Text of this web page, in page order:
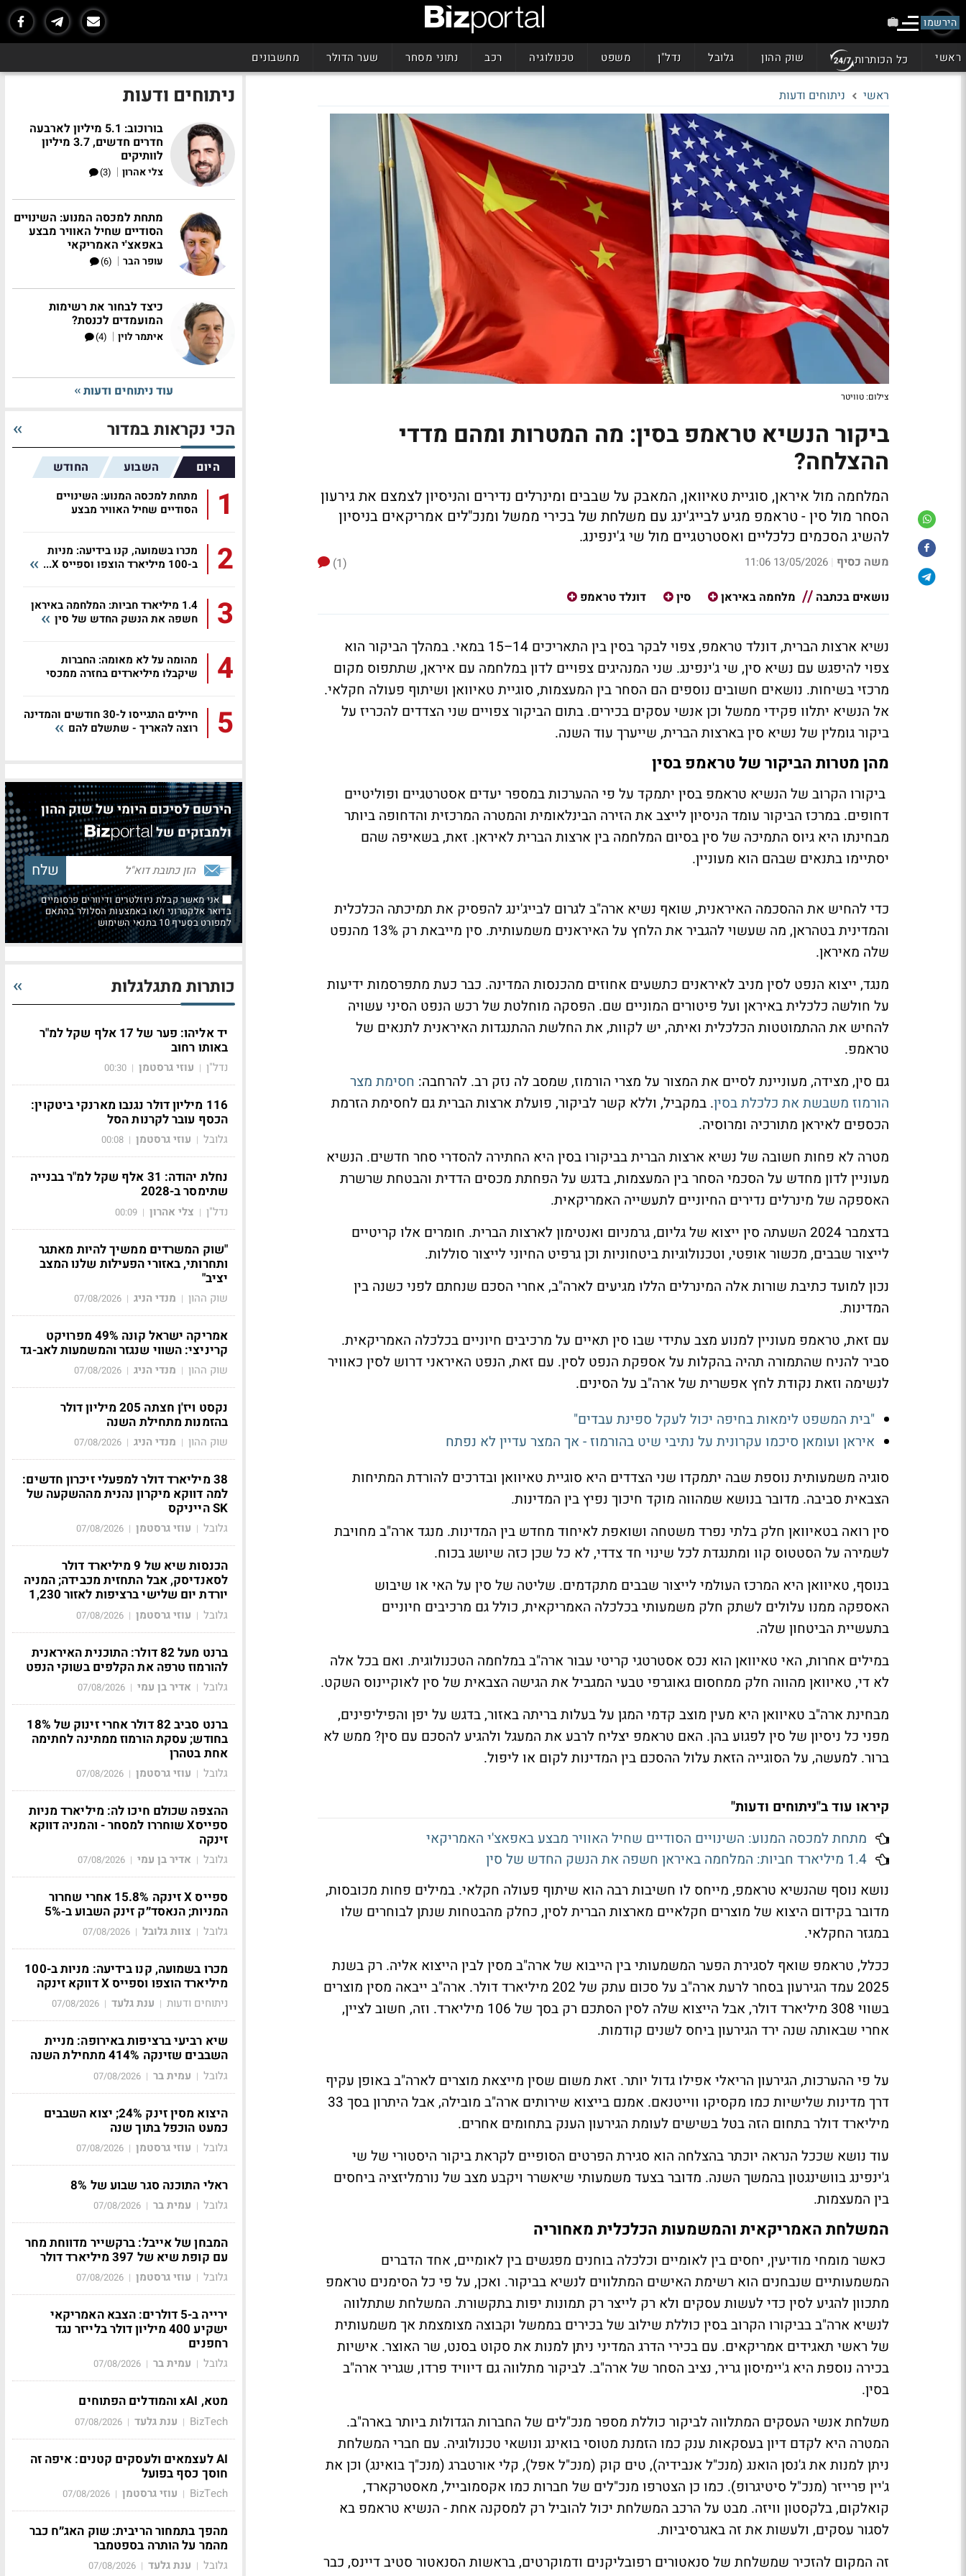
הירשמו
ראשי כל הכותרות שוק ההון גלובל נדל"ן משפט טכנולוגיה רכב נתוני מסחר שער הדולר מחשבונים
ראשי ניתוחים ודעות
צילום: טוויטר
ביקור הנשיא טראמפ בסין: מה המטרות ומהם מדדי
ההצלחה?
המלחמה מול איראן, סוגיית טאיוואן, המאבק על שבבים ומינרלים נדירים והניסיון לצמצם את גירעון
הסחר מול סין - טראמפ מגיע לבייג'ינג עם משלחת של בכירי ממשל ומנכ"לים אמריקאים בניסיון
להשיג הסכמים כלכליים ואסטרטגיים מול שי ג'ינפינג.
משה כסיף |
13/05/2026 11:06
(1)
נושאים בכתבה
מלחמה באיראן סין דונלד טראמפ
נשיא ארצות הברית, דונלד טראמפ, צפוי לבקר בסין בין התאריכים 14–15 במאי. במהלך הביקור הוא
צפוי להיפגש עם נשיא סין, שי ג'ינפינג. שני המנהיגים צפויים לדון במלחמה עם איראן, שתתפוס מקום
מרכזי בשיחות. נושאים חשובים נוספים הם הסחר בין המעצמות, סוגיית טאיוואן ושיתוף פעולה חקלאי.
אל הנשיא יתלוו פקידי ממשל וכן אנשי עסקים בכירים. בתום הביקור צפויים שני הצדדים להכריז על
ביקור גומלין של נשיא סין בארצות הברית, שייערך עוד השנה.
מהן מטרות הביקור של טראמפ בסין
ביקורו הקרוב של הנשיא טראמפ בסין יתמקד על פי ההערכות במספר יעדים אסטרטגיים ופוליטיים
דחופים. במרכז הביקור עומד הניסיון לייצב את הזירה הבינלאומית והמטרה המרכזית והדחופה ביותר
מבחינתו היא גיוס התמיכה של סין בסיום המלחמה בין ארצות הברית לאיראן. זאת, בשאיפה שהם
יסתיימו בתנאים שבהם הוא מעוניין.
כדי להחיש את ההסכמה האיראנית, שואף נשיא ארה"ב לגרום לבייג'ינג להפסיק את תמיכתה הכלכלית
והמדינית בטהראן, מה שעשוי להגביר את הלחץ על האיראנים משמעותית. סין מייבאת רק 13% מהנפט
שלה מאיראן.
מנגד, ייצוא הנפט לסין מניב לאיראנים כתשעים אחוזים מהכנסות המדינה. כבר כעת מתפרסמות ידיעות
על חולשה כלכלית באיראן ועל פיטורים המוניים שם. הפסקה מוחלטת של רכש הנפט הסיני עשויה
להחיש את ההתמוטטות הכלכלית ואיתה, יש לקוות, את החלשת ההתנגדות האיראנית לתנאים של
טראמפ.
גם סין, מצידה, מעוניינת לסיים את המצור על מצרי הורמוז, שמסב לה נזק רב. להרחבה: חסימת מצר
הורמוז משבשת את כלכלת בסין. במקביל, וללא קשר לביקור, פועלת ארצות הברית גם לחסימת הזרמת
הכספים לאיראן מתורכיה ומרוסיה.
מטרה לא פחות חשובה של נשיא ארצות הברית בביקורו בסין היא החתירה להסדרי סחר חדשים. הנשיא
מעוניין לדון מחדש על הסכמי הסחר בין המעצמות, בדגש על הפחתת מכסים הדדית והבטחת שרשרת
האספקה של מינרלים נדירים החיוניים לתעשייה האמריקאית.
בדצמבר 2024 השעתה סין ייצוא של גליום, גרמניום ואנטימון לארצות הברית. חומרים אלו קריטיים
לייצור שבבים, מכשור אופטי, וטכנולוגיות ביטחוניות וכן גרפיט החיוני לייצור סוללות.
נכון למועד כתיבת שורות אלה המינרלים הללו מגיעים לארה"ב, אחרי הסכם שנחתם לפני כשנה בין
המדינות.
עם זאת, טראמפ מעוניין למנוע מצב עתידי שבו סין תאיים על מרכיבים חיוניים בכלכלה האמריקאית.
סביר להניח שהתמורה תהיה בהקלות על אספקת הנפט לסין. עם זאת, הנפט האיראני דרוש לסין כאוויר
לנשימה וזאת נקודת לחץ אפשרית של ארה"ב על הסינים.
"בית המשפט לימאות בחיפה יכול לעקל ספינת עבדים"
איראן ועומאן סיכמו עקרונית על נתיבי שיט בהורמוז - אך המצר עדיין לא נפתח
סוגיה משמעותית נוספת שבה יתמקדו שני הצדדים היא סוגיית טאיוואן ובדרכים להורדת המתיחות
הצבאית סביבה. מדובר בנושא שמהווה מוקד חיכוך נפיץ בין המדינות.
סין רואה בטאיוואן חלק בלתי נפרד משטחה ושואפת לאיחוד מחדש בין המדינות. מנגד ארה"ב מחויבת
לשמירה על הסטטוס קוו ומתנגדת לכל שינוי חד צדדי, לא כל שכן כזה שיושג בכוח.
בנוסף, טאיוואן היא המרכז העולמי לייצור שבבים מתקדמים. שליטה של סין על האי או שיבוש
האספקה ממנו עלולים לשתק חלק משמעותי בכלכלה האמריקאית, כולל גם מרכיבים חיוניים
בתעשיית הביטחון שלה.
במילים אחרות, האי טאיוואן הוא נכס אסטרטגי קריטי עבור ארה"ב במלחמה הטכנולוגית. ואם בכל אלה
לא די, טאיוואן מהווה חלק ממחסום גאוגרפי טבעי המגביל את הגישה הצבאית של סין לאוקיינוס השקט.
מבחינת ארה"ב טאיוואן היא מעין מוצב קדמי המגן על בעלות בריתה באזור, בדגש על יפן והפיליפינים,
מפני כל ניסיון של סין לפגוע בהן. האם טראמפ יצליח לרבע את המעגל ולהגיע להסכם עם סין? ממש לא
ברור. למעשה, על הסוגייה הזאת עלול ההסכם בין המדינות לקום או ליפול.
קיראו עוד ב"ניתוחים ודעות"
מתחת למכסה המנוע: השינויים הסודיים שחיל האוויר מבצע באפאצ'י האמריקאי
1.4 מיליארד חביות: המלחמה באיראן חשפה את הנשק החדש של סין
נושא נוסף שהנשיא טראמפ, מייחס לו חשיבות רבה הוא שיתוף פעולה חקלאי. במילים פחות מכובסות,
מדובר בקידום היצוא של מוצרים חקלאיים מארצות הברית לסין, כחלק מהבטחות שנתן לבוחרים שלו
במגזר החקלאי.
ככלל, טראמפ שואף לסגירת הפער המשמעותי בין הייבוא של ארה"ב מסין לבין הייצוא אליה. רק בשנת
2025 עמד הגירעון בסחר לרעת ארה"ב על סכום עתק של 202 מיליארד דולר. ארה"ב ייבאה מסין מוצרים
בשווי 308 מיליארד דולר, אבל הייצוא שלה לסין הסתכם רק בסך של 106 מיליארד. וזה, חשוב לציין,
אחרי שבאותה שנה ירד הגירעון ביחס לשנים קודמות.
על פי ההערכות, הגירעון הריאלי אפילו גדול יותר. זאת משום שסין מייצאת מוצרים לארה"ב באופן עקיף
דרך מדינות שלישיות כמו מקסיקו ווייטנאם. אמנם בייצוא שירותים ארה"ב מובילה, אבל היתרון בסך 33
מיליארד דולר בתחום הזה בטל בשישים לעומת הגירעון הענק בתחומים אחרים.
עוד נושא שככל הנראה יוכתר בהצלחה הוא סגירת הפרטים הסופיים לקראת ביקור היסטורי של שי
ג'ינפינג בוושינגטון בהמשך השנה. מדובר בצעד משמעותי שיאשרר ויקבע מצב של נורמליזציה ביחסים
בין המעצמות.
המשלחת האמריקאית והמשמעות הכלכלית מאחוריה
כאשר מומחי מודיעין, יחסים בין לאומיים וכלכלה בוחנים מפגשים בין לאומיים, אחד הדברים
המשמעותיים שנבחנים הוא רשימת האישים המתלווים לנשיא בביקור. ואכן, על פי כל הסימנים טראמפ
מתכוון להגיע לסין כדי לעשות עסקים ולא רק לייצר רק תמונות יפות בתקשורת. המשלחת שתתלווה
לנשיא ארה"ב בביקורו הקרוב בסין כוללת שילוב של בכירים בממשל וקבוצה מצומצמת אך משמעותית
של ראשי תאגידים אמריקאים. עם בכירי הדרג המדיני ניתן למנות את סקוט בסנט, שר האוצר. אישיות
בכירה נוספת היא ג'יימיסון גריר, נציב הסחר של ארה"ב. לביקור מתלווה גם דיוויד פרדו, שגריר ארה"ב
בסין.
משלחת אנשי העסקים המתלווה לביקור כוללת מספר מנכ"לים של החברות הגדולות ביותר בארה"ב.
המטרה היא לקדם דיון בעסקאות ענק כמו הזמנת מטוסי בואינג ונושאי טכנולוגיה. עם חברי המשלחת
ניתן למנות את ג'נסן הואנג (מנכ"ל אנבידיה), טים קוק (מנכ"ל אפל), קלי אורטברג (מנכ"ך בואינג) וכן את
ג'יין פרייזר (מנכ"ל סיטיגרופ). כמו כן הצטרפו מנכ"לים של חברות כמו אקסמובייל, מאסטרקארד,
קואלקום, בלקסטון וויזה. מבט על הרכב המשלחת יכול להוביל רק למסקנה אחת - הנשיא טראמפ בא
לסגור עסקים, ולעשות את זה באגרסיביות.
זה המקום להזכיר שמשלחת של סנאטורים רפובליקנים ודמוקרטים, בראשות הסנאטור סטיב דיינס, כבר
ניתוחים ודעות
בורוכוב: 5.1 מיליון לארבעה
חדרים חדשים, 3.7 מיליון
לוותיקים
צלי אהרון |
(3)
מתחת למכסה המנוע: השינויים
הסודיים שחיל האוויר מבצע
באפאצ'י האמריקאי
עופר הבר |
(6)
כיצד לבחור את רשימות
המועמדים לכנסת?
איתמר לוין |
(4)
עוד ניתוחים ודעות
הכי נקראות במדור
היום השבוע החודש
1
מתחת למכסה המנוע: השינויים
הסודיים שחיל האוויר מבצע
2
מכרו בשמועה, קנו בידיעה: מניות
ב-100 מיליארד הוצפו וספייס X...
3
1.4 מיליארד חביות: המלחמה באיראן
חשפה את הנשק החדש של סין
4
מהומה על לא מאומה: החברות
שיקבלו מיליארדים בחזרה ממכסי
5
חיילים התגייסו ל-30 חודשים והמדינה
רוצה להאריך - שתשלם להם
הירשם לסיכום היומי של שוק ההון
ולמבזקים של
אני מאשר קבלת ניוזלטרים ודיוורים פרסומיים
בדואר אלקטרוני ו/או באמצעות הסלולר בהתאם
למפורט בסעיף 10 בתנאי השימוש
כותרות מתגלגלות
יד אליהו: פער של 17 אלף שקל למ"ר
באותו רחוב
נדל"ן | עוזי גרסטמן |
00:30
116 מיליון דולר נגנבו מארנקי ביטקוין:
הכסף עובר לקרנות הסל
גלובל | עוזי גרסטמן |
00:08
נחלת יהודה: 31 אלף שקל למ"ר בבנייה
שתימסר ב-2028
נדל"ן | צלי אהרון |
00:09
"שוק המשרדים ממשיך להיות מאתגר
ותחרותי, באזורי הפעילות שלנו המצב
יציב"
שוק ההון | מנדי הניג |
07/08/2026
אמריקה ישראל קונה 49% מפרויקט
קריניצי: השווי שנגזר והמשמעות לאב-גד
שוק ההון | מנדי הניג |
07/08/2026
נקסט ויז'ן חצתה 205 מיליון דולר
בהזמנות מתחילת השנה
שוק ההון | מנדי הניג |
07/08/2026
38 מיליארד דולר למפעלי זיכרון חדשים:
למה דווקא מיקרון נהנית מההשקעה של
SK הייניקס
גלובל | עוזי גרסטמן |
07/08/2026
הכנסות שיא של 9 מיליארד דולר
לסאנדיסק, אבל התחזית מכבידה; המניה
יורדת יום שלישי ברציפות לאזור 1,230
גלובל | עוזי גרסטמן |
07/08/2026
ברנט מעל 82 דולר: התוכנית האיראנית
להורמוז טרפה את הקלפים בשוקי הנפט
גלובל | אדיר בן עמי |
07/08/2026
ברנט סביב 82 דולר אחרי זינוק של 18%
בחודש; עסקת הורמוז ממתינה לחתימה
אחת בטהרן
גלובל | עוזי גרסטמן |
07/08/2026
ההצפה שכולם חיכו לה: מיליארד מניות
ספייסX שוחררו למסחר - והמניה דווקא
זינקה
גלובל | אדיר בן עמי |
07/08/2026
ספייס X זינקה 15.8% אחרי שחרור
המניות; הנאסד״ק זינק השבוע ב-5%
גלובל | צוות גלובל |
07/08/2026
מכרו בשמועה, קנו בידיעה: מניות ב-100
מיליארד הוצפו וספייס X דווקא זינקה
ניתוחים ודעות | ענת גלעד |
07/08/2026
שיא רביעי ברציפות באירופה: מניית
השבבים שזינקה 414% מתחילת השנה
גלובל | עמית בר |
07/08/2026
היצוא מסין זינק 24%; יצוא השבבים
כמעט הוכפל בתוך שנה
גלובל | עוזי גרסטמן |
07/08/2026
ראלי התוכנה סגר שבוע של 8%
גלובל | עמית בר |
07/08/2026
המבחן של אייבל: ברקשייר מדווחת מחר
עם קופת שיא של 397 מיליארד דולר
גלובל | עוזי גרסטמן |
07/08/2026
ירייה ב-5 דולרים: הצבא האמריקאי
ישקיע 400 מיליון דולר בלייזר נגד
רחפנים
גלובל | עמית בר |
07/08/2026
מטא, xAI והמודלים הפתוחים
BizTech
| ענת גלעד |
07/08/2026
AI לעצמאים ולעסקים קטנים: איפה זה
חוסך כסף בפועל
BizTech
| עוזי גרסטמן |
07/08/2026
מהפך בתמחור הריבית: שוק האג״ח כבר
מהמר על הותרה בספטמבר
גלובל | ענת גלעד |
07/08/2026